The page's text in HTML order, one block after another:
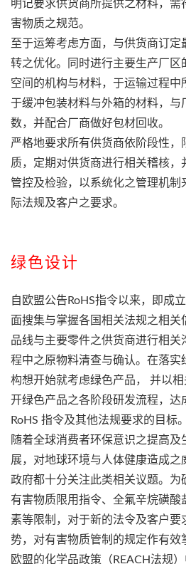
明记要求供货商所提供之材料，需
害物质之规范。
至于运筹考虑方面，与供货商订定
转之优化。同时进行主要生产厂区
空间的机构与材料，于运输过程中
于缓冲包装材料与外箱的材料，与
数，并配合厂商做好包材回收。
严格地要求所有供货商依阶段性
质，定期对供货商进行相关稽核，
管控及检验，以系统化之管理机制
际法规及客户之要求。
绿色设计
自欧盟公告RoHS指令以来，即成
面搜集与掌握各国相关法规之相关
品线与主要零件之供货商进行相关
程中之原物料清查与确认。在落实
构想开始就考虑绿色产品， 并以
开绿色产品之各阶段研发流程，达
RoHS 指令及其他法规要求的目标。
随着全球消费者环保意识之提高及
展，对地球环境与人体健康造成之
政府都十分关注此类相关议题。为
有害物质限用指令、全氟辛烷磺酸
素等限制，对于新的法令及客户要
势，对有害物质管制的规定作有效
欧盟的化学品政策（REACH法规